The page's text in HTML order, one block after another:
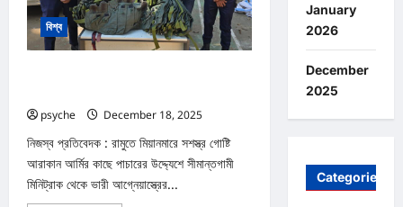
বিশ্ব
psyche
December 18, 2025
নিজস্ব প্রতিবেদক : রামুতে মিয়ানমারে সশস্ত্র গোষ্টি
আরাকান আর্মির কাছে পাচারের উদ্দ্যেশে সীমান্তগামী
মিনিট্রাক থেকে ভারী আগ্নেয়াস্ত্রের...
January
2026
December
2025
Categories